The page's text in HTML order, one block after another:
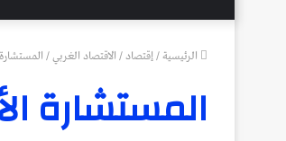
الرئيسية/إقتصاد/الاقتصاد الغربي/
المستشارة